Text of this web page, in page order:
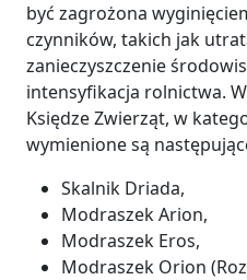
być zagrożona
czynników, takich jak
zanieczyszczenie
intensyfikacja rolnictwa.
Księdze Zwierząt, w
wymienione są
Skalnik Driada,
Modraszek Arion,
Modraszek Eros,
Modraszek Orion